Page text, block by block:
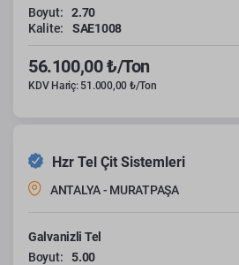
Boyut:
2.70
Kalite:
SAE1008
56.100,00 ₺/Ton
KDV Hariç: 51.000,00 ₺/Ton
Hzr Tel Çit Sistemleri
ANTALYA - MURATPAŞA
Galvanizli Tel
Boyut:
5.00